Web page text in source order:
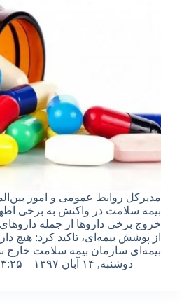
مدیرکل روابط عمومی و امور
بیمه سلامت در واکنش به برخی
خروج برخی داروها از جمله
از پوشش بیمه‌ای، تاکید کرد: هیچ
بیمه‌ای سازمان بیمه سلامت
دوشنبه, ۱۴ آبان ۱۳۹۷ – ۱۳:۲۵